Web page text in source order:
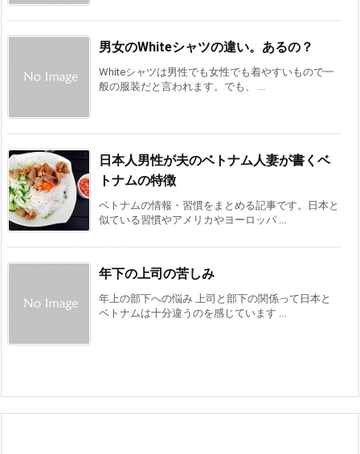
男女のWhiteシャツの違い。あるの？
Whiteシャツは男性でも女性でも着やすいもので一
般の服装だと言われます。でも、 ...
日本人男性が夫のベトナム人妻が書くベ
トナムの特徴
ベトナムの情報・習慣をまとめる記事です。日本と
似ている習慣やアメリカやヨーロッパ ...
年下の上司の苦しみ
年上の部下への悩み 上司と部下の関係って日本と
ベトナムは十分違うのを感じています ...